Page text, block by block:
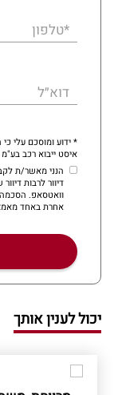
*טלפון
דוא״ל
* ידוע ומוסכם עלי
איסט ייבוא רכב
הנני מאשר/ת
דיוור לרבות
וואטסאפ.
אחרת באחד
יכול לענין אותך